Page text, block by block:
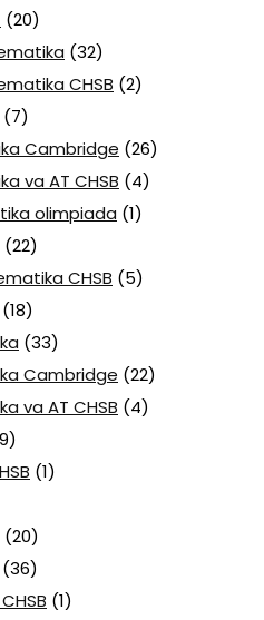
(20)
(32)
CHSB (2)
(7)
Cambridge (26)
va AT CHSB (4)
olimpiada (1)
(22)
CHSB (5)
(18)
(33)
Cambridge (22)
va AT CHSB (4)
(1)
(20)
(36)
(1)